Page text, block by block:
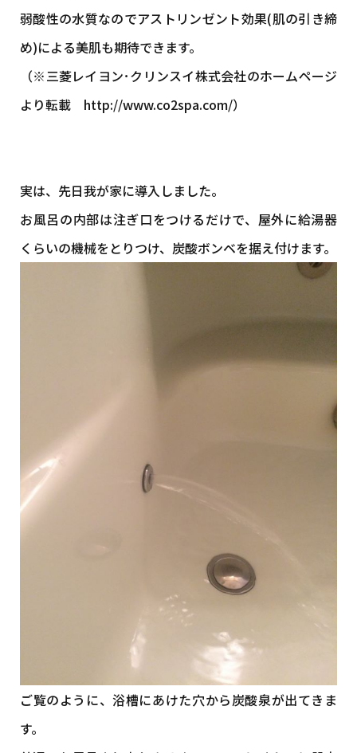
弱酸性の水質なのでアストリンゼント効果(肌の引き締
め)による美肌も期待できます。
（※三菱レイヨン･クリンスイ株式会社のホームページ
より転載 http://www.co2spa.com/）
実は、先日我が家に導入しました。
お風呂の内部は注ぎ口をつけるだけで、屋外に給湯器
くらいの機械をとりつけ、炭酸ボンベを据え付けます。
ご覧のように、浴槽にあけた穴から炭酸泉が出てきま
す。